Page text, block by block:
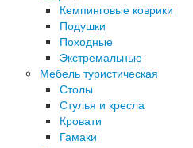
Кемпинговые коврики
Подушки
Походные
Экстремальные
Мебель туристическая
Столы
Стулья и кресла
Кровати
Гамаки